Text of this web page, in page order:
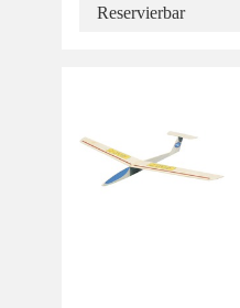
Reservierbar